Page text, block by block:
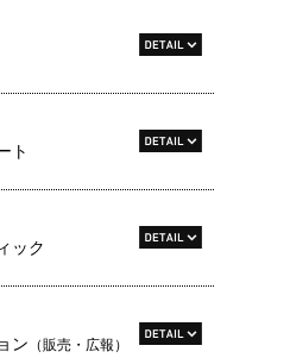
ト
ック
ン （販売・広報）